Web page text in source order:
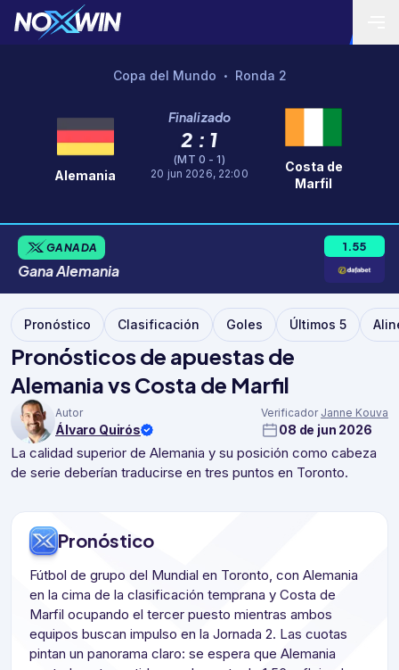
Copa del Mundo • Ronda 2
Alemania
Finalizado
2 : 1
(MT 0 - 1)
20 jun 2026, 22:00
Costa de
Marfil
GANADA
GanaAlemania
1.55
Pronóstico Clasificación Goles Últimos 5
Pronósticos de apuestas de
Alemania vs Costa de Marfil
Autor
Álvaro Quirós
Verificador Janne Kouva
08 de jun 2026
La calidad superior de Alemania y su posición como cabeza
de serie deberían traducirse en tres puntos en Toronto.
Pronóstico
Fútbol de grupo del Mundial en Toronto, con Alemania
en la cima de la clasificación temprana y Costa de
Marfil ocupando el tercer puesto mientras ambos
equipos buscan impulso en la Jornada 2. Las cuotas
pintan un panorama claro: se espera que Alemania